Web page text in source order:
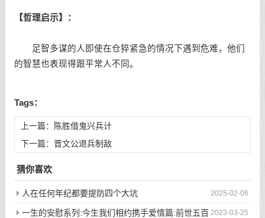
【哲理启示】：
足智多谋的人即使在仓猝紧急的情况下遇到危难，他们
的智慧也表现得跟平常人不同。
Tags：
上一篇：
陈胜借鬼兴兵计
下一篇： 晋文公退兵制敌
猜你喜欢
2025-02-06
人在任何年纪都要提防四个大坑
2023-03-25
一生的安慰系列:今生我们相约携手爱情篇:前世五百